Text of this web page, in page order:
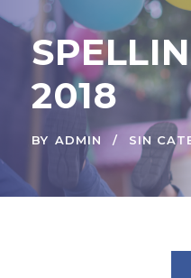
2018
BY ADMIN SIN